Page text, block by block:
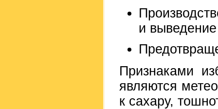
и
Признаками
являются
к сахару,